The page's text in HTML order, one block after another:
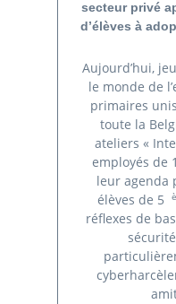
secteur privé
d’élèves à
Aujourd’hui,
le monde de
primaires
toute la
ateliers «
employés de
leur agenda
élèves de 5
réflexes de